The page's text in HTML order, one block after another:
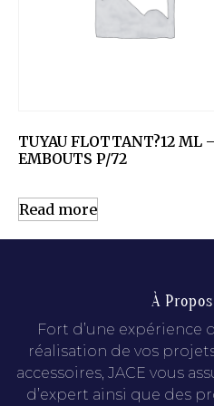
TUYAU FLOTTANT?12 ML
EMBOUTS P/72
Read more
À
Fort d’une expérience
réalisation de vos
accessoires, JACE vous
d’expert ainsi que des